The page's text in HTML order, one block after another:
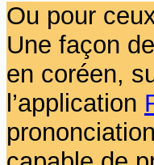
Ou pour
Une façon
en coréen,
l’application